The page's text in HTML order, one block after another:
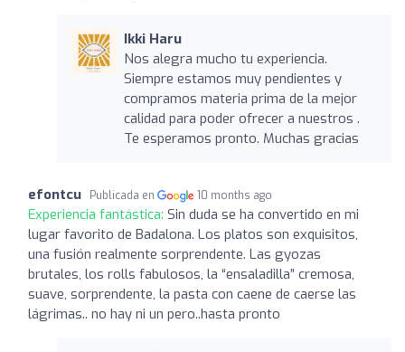
Ikki Haru
Nos alegra mucho tu experiencia.
Siempre estamos muy pendientes y
compramos materia prima de la mejor
calidad para poder ofrecer a nuestros .
Te esperamos pronto. Muchas gracias
efontcu Publicada en 10 months ago
Experiencia fantástica: Sin duda se ha convertido en mi
lugar favorito de Badalona. Los platos son exquisitos,
una fusión realmente sorprendente. Las gyozas
brutales, los rolls fabulosos, la “ensaladilla” cremosa,
suave, sorprendente, la pasta con caene de caerse las
lágrimas.. no hay ni un pero..hasta pronto